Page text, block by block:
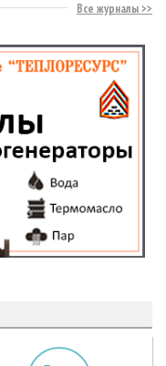
Все журналы